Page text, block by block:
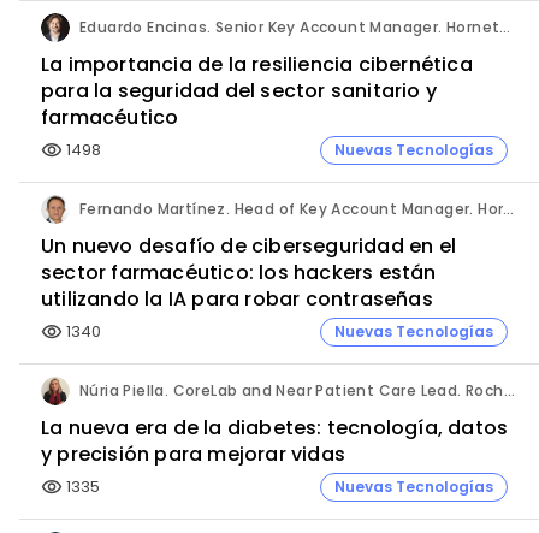
Eduardo Encinas. Senior Key Account Manager. Hornetsecurity en Iberia.
La importancia de la resiliencia cibernética
para la seguridad del sector sanitario y
farmacéutico
visibility 1498 Nuevas Tecnologías
Fernando Martínez. Head of Key Account Manager. Hornetsecurity.
Un nuevo desafío de ciberseguridad en el
sector farmacéutico: los hackers están
utilizando la IA para robar contraseñas
visibility 1340 Nuevas Tecnologías
Núria Piella. CoreLab and Near Patient Care Lead. Roche Diagnostics España.
La nueva era de la diabetes: tecnología, datos
y precisión para mejorar vidas
visibility 1335 Nuevas Tecnologías